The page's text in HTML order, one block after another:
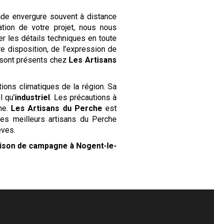
envergure souvent à distance
de votre projet, nous nous
les détails techniques en toute
disposition, de l’expression de
présents chez Les Artisans
climatiques de la région. Sa
qu’industriel. Les précautions à
Les Artisans du Perche est
meilleurs artisans du Perche
de campagne à Nogent-le-